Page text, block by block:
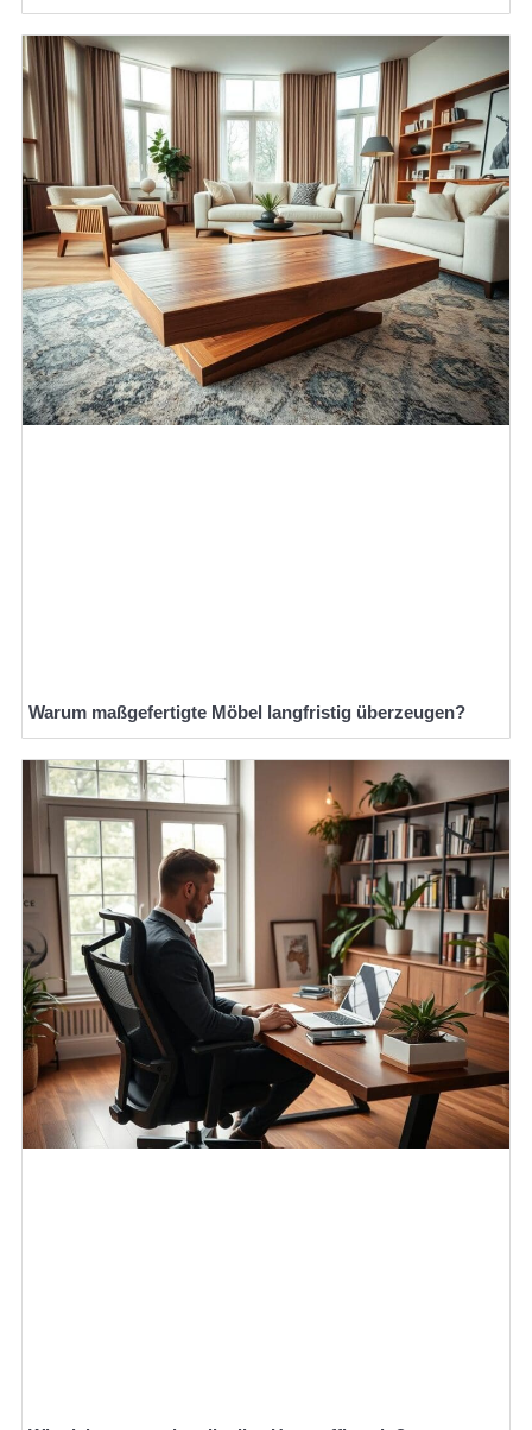
Warum maßgefertigte Möbel langfristig überzeugen?